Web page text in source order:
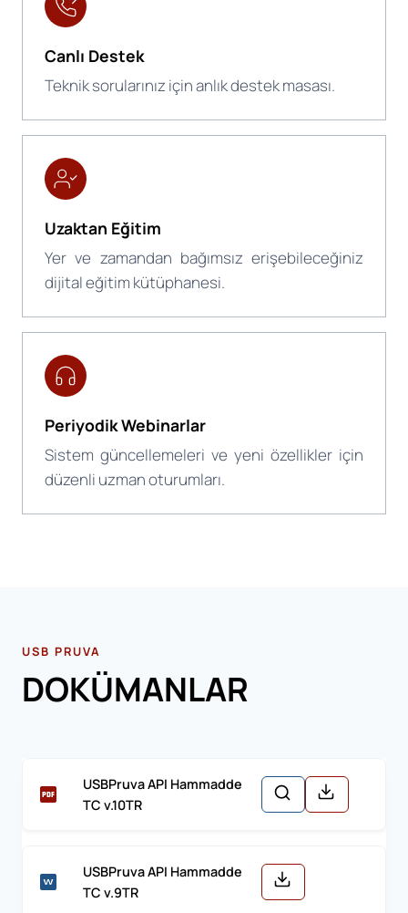
Canlı Destek
Teknik sorularınız için anlık destek masası.
Uzaktan Eğitim
Yer ve zamandan bağımsız erişebileceğiniz
dijital eğitim kütüphanesi.
Periyodik Webinarlar
Sistem güncellemeleri ve yeni özellikler için
düzenli uzman oturumları.
USB PRUVA
DOKÜMANLAR
USBPruva API Hammadde
TC v.10TR
USBPruva API Hammadde
TC v.9TR